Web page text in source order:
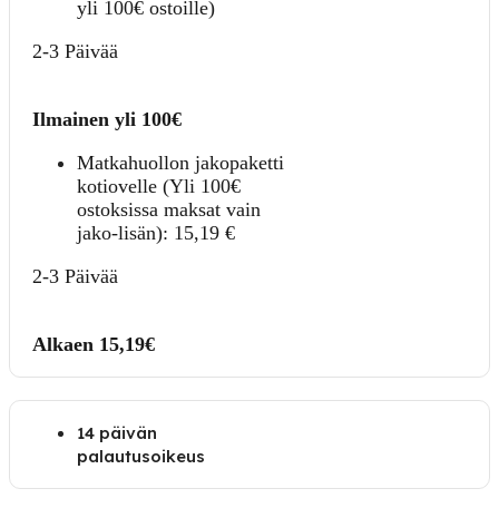
yli 100€ ostoille)
2-3 Päivää
Ilmainen yli 100€
Matkahuollon jakopaketti
kotiovelle (Yli 100€
ostoksissa maksat vain
jako-lisän): 15,19 €
2-3 Päivää
Alkaen 15,19€
14 päivän
palautusoikeus